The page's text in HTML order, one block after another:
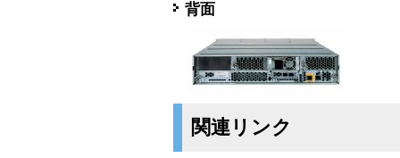
背面
関連リンク